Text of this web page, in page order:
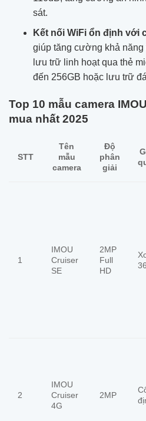
sát.
Kết nối WiFi ổn định với
giúp tăng cường khả
lưu trữ linh hoạt qua thẻ
đến 256GB hoặc lưu trữ
Top 10 mẫu camera
mua nhất 2025
STT
Tên
mẫu
camera
Độ
phân
giải
1
IMOU
Cruiser
SE
2MP
Full
HD
2
IMOU
Cruiser
4G
2MP